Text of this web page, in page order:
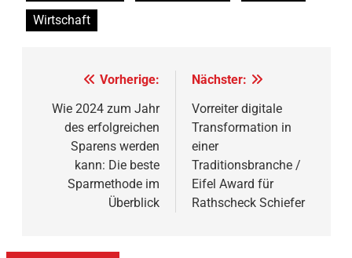
Wirtschaft
Beitragsnavigation
Vorherige:
Wie 2024 zum Jahr
des erfolgreichen
Sparens werden
kann: Die beste
Sparmethode im
Überblick
Nächster:
Vorreiter digitale
Transformation in
einer
Traditionsbranche /
Eifel Award für
Rathscheck Schiefer